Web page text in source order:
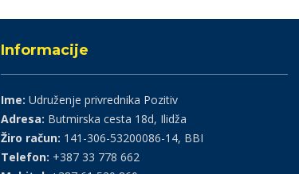
Informacije
Ime: Udruženje privrednika Pozitiv
Adresa: Butmirska cesta 18d, Ilidža
Žiro račun: 141-306-53200086-14, BBI
Telefon: +387 33 778 662